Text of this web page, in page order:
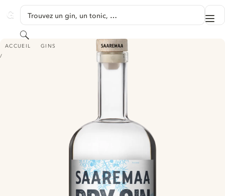
GINVENTORY
Trouvez un gin, un tonic, …
Rechercher
ACCUEIL GINS
SAAREMAA DRY GIN